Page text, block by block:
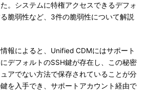
。システムに特権アクセスできるデフォ
脆弱性など、3件の脆弱性について解説
報によると、Unified CDMにはサポート
デフォルトのSSH鍵が存在し、この秘密
アでない方法で保存されていることが分
を入手でき、サポートアカウント経由で